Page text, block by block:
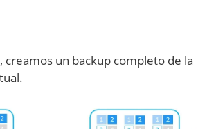
, creamos un backup completo de la